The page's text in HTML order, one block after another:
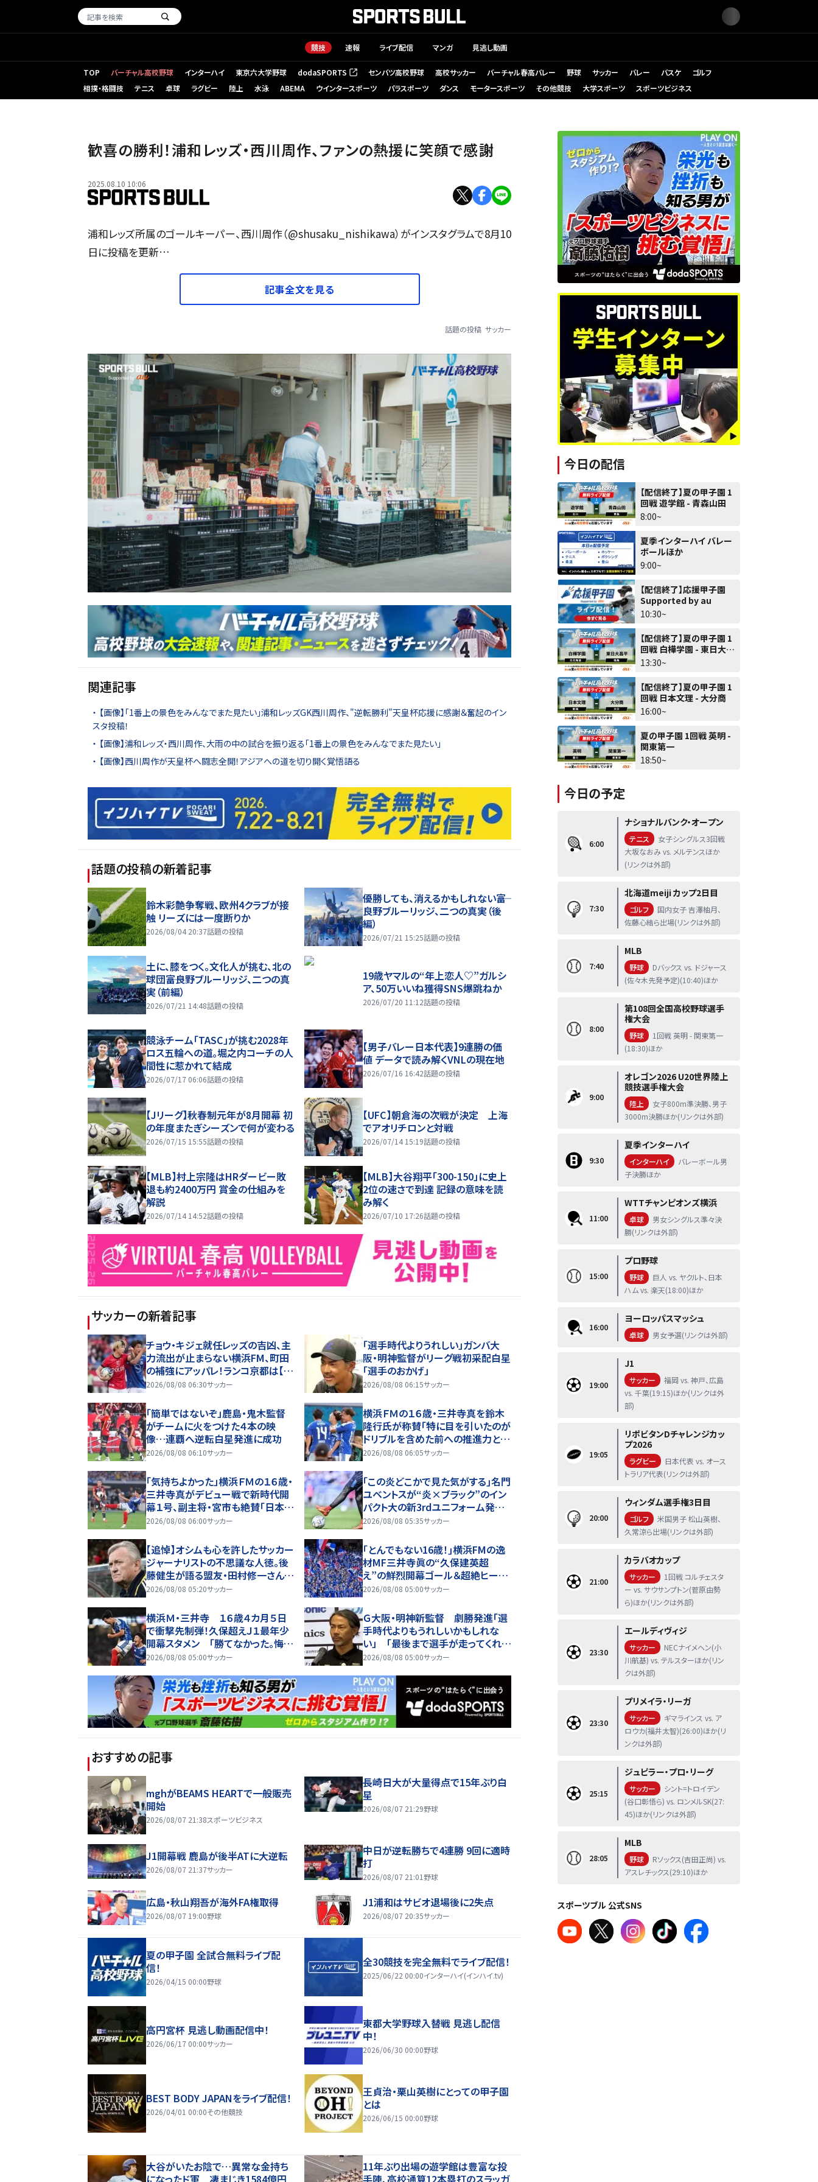
競技 速報 ライブ配信 マンガ 見逃し動画
TOP バーチャル高校野球 インターハイ 東京六大学野球 dodaSPORTS
（新しいタブで開く） センバツ高校野球 高校サッカー バーチャル春高バレー 野球 サッカー バレー バスケ
ゴルフ
相撲・格闘技
テニス 卓球 ラグビー 陸上 水泳 ABEMA ウインタースポーツ パラスポーツ ダンス モータースポーツ その他競技 大学スポーツ スポーツビジネス
歓喜の勝利！浦和レッズ・西川周作、ファンの熱援に笑顔で感謝
2025.08.10 10:06
浦和レッズ所属のゴールキーパー、西川周作（@shusaku_nishikawa）がインスタグラムで8月10
日に投稿を更新…
記事全文を見る
話題の投稿 サッカー
関連記事
【画像】「1番上の景色をみんなでまた見たい」浦和レッズGK西川周作、"逆転勝利"天皇杯応援に感謝＆奮起のイン
スタ投稿！
【画像】浦和レッズ・西川周作、大雨の中の試合を振り返る「1番上の景色をみんなでまた見たい」
【画像】西川周作が天皇杯へ闘志全開！アジアへの道を切り開く覚悟語る
話題の投稿の新着記事
鈴木彩艶争奪戦、欧州4クラブが接
触 リーズには一度断りか
2026/08/04 20:37話題の投稿
優勝しても、消えるかもしれない――富
良野ブルーリッジ、二つの真実（後
編）
2026/07/21 15:25話題の投稿
土に、膝をつく。文化人が挑む、北の
球団――富良野ブルーリッジ、二つの真
実（前編）
2026/07/21 14:48話題の投稿
19歳ヤマルの“年上恋人♡”ガルシ
ア、50万いいね獲得SNS爆跳ねか
2026/07/20 11:12話題の投稿
競泳チーム「TASC」が挑む2028年
ロス五輪への道。堀之内コーチの人
間性に惹かれて結成
2026/07/17 06:06話題の投稿
【男子バレー日本代表】9連勝の価
値 データで読み解くVNLの現在地
2026/07/16 16:42話題の投稿
【Jリーグ】秋春制元年が8月開幕 初
の年度またぎシーズンで何が変わる
2026/07/15 15:55話題の投稿
【UFC】朝倉海の次戦が決定 上海
でアオリチロンと対戦
2026/07/14 15:19話題の投稿
【MLB】村上宗隆はHRダービー敗
退も約2400万円 賞金の仕組みを
解説
2026/07/14 14:52話題の投稿
【MLB】大谷翔平「300-150」に史上
2位の速さで到達 記録の意味を読
み解く
2026/07/10 17:26話題の投稿
サッカーの新着記事
チョウ・キジェ就任レッズの吉凶、主
力流出が止まらない横浜FM、町田
の補強にアッパレ！ランコ京都は【J
リーグ開幕｢初の秋春制｣の大激論】
2026/08/08 06:30サッカー
「選手時代よりうれしい」ガンバ大
阪・明神監督がリーグ戦初采配白星
「選手のおかげ」
2026/08/08 06:15サッカー
「簡単ではないぞ」鹿島・鬼木監督
がチームに火をつけた４本の映
像…連覇へ逆転白星発進に成功
2026/08/08 06:10サッカー
横浜ＦＭの１６歳・三井寺真を鈴木
隆行氏が称賛「特に目を引いたのが
ドリブルを含めた前への推進力とボ
ールを扱う技術」
2026/08/08 06:05サッカー
「気持ちよかった」横浜ＦＭの１６歳・
三井寺真がデビュー戦で新時代開
幕１号、副主将・宮市も絶賛「日本の
宝。ヤマルみたい」
2026/08/08 06:00サッカー
｢この炎どこかで見た気がする｣名門
ユベントスが“炎×ブラック”のイン
パクト大の新3rdユニフォーム発表！
｢W杯フランス大会の日本代表の色
2026/08/08 05:35サッカー
【追悼】オシムも心を許したサッカー
ジャーナリストの不思議な人徳。後
藤健生が語る盟友・田村修一さん
(2)全州のはずが原州へ？ 愛すべき
2026/08/08 05:20サッカー
｢とんでもない16歳！｣横浜FMの逸
材MF三井寺眞の“久保建英超
え”の鮮烈開幕ゴール＆超絶ヒール
トラップに国立熱狂！｢日本サッカー
2026/08/08 05:00サッカー
横浜Ｍ・三井寺 １６歳４カ月５日
で衝撃先制弾！久保超えＪ１最年少
開幕スタメン 「勝てなかった。悔し
い気持ちが大きい」
2026/08/08 05:00サッカー
Ｇ大阪・明神新監督 劇勝発進「選
手時代よりもうれしいかもしれな
い」 「最後まで選手が走ってくれ
た」ウェルトン同点弾、植中Ｖ弾
2026/08/08 05:00サッカー
おすすめの記事
mghがBEAMS HEARTで一般販売
開始
2026/08/07 21:38スポーツビジネス
長崎日大が大量得点で15年ぶり白
星
2026/08/07 21:29野球
J1開幕戦 鹿島が後半ATに大逆転
2026/08/07 21:37サッカー
中日が逆転勝ちで4連勝 9回に適時
打
2026/08/07 21:01 野球
広島・秋山翔吾が海外FA権取得
2026/08/07 19:00野球
J1浦和はサビオ退場後に2失点
2026/08/07 20:35サッカー
夏の甲子園 全試合無料ライブ配
信！
2026/04/15 00:00野球
全30競技を完全無料でライブ配信！
2025/06/22 00:00インターハイ(インハイ.tv)
高円宮杯 見逃し動画配信中！
2026/06/17 00:00サッカー
東都大学野球入替戦 見逃し配信
中！
2026/06/30 00:00野球
BEST BODY JAPANをライブ配信！
2026/04/01 00:00その他競技
王貞治・栗山英樹にとっての甲子園
とは
2026/06/15 00:00野球
大谷がいたお陰で…異常な金持ち
になったド軍 凄まじき1584億円
11年ぶり出場の遊学館は豊富な投
手陣、高校通算12本塁打のスラッガ
今日の配信
【配信終了】夏の甲子園 1
回戦 遊学館 - 青森山田
8:00~
夏季インターハイ バレー
ボールほか
9:00~
【配信終了】応援甲子園
Supported by au
10:30~
【配信終了】夏の甲子園 1
回戦 白樺学園 - 東日大昌
平
13:30~
【配信終了】夏の甲子園 1
回戦 日本文理 - 大分商
16:00~
夏の甲子園 1回戦 英明 -
関東第一
18:50~
今日の予定
6:00
ナショナルバンク・オープン
テニス
女子シングルス3回戦
大坂なおみ vs. メルテンスほか
(リンクは外部)
7:30
北海道meiji カップ2日目
ゴルフ
国内女子 吉澤柚月、
佐藤心結ら出場(リンクは外部)
7:40
MLB
野球
Dバックス vs. ドジャース
(佐々木先発予定)(10:40)ほか
8:00
第108回全国高校野球選手
権大会
野球
1回戦 英明 - 関東第一
(18:30)ほか
9:00
オレゴン2026 U20世界陸上
競技選手権大会
陸上
女子800m準決勝、男子
3000m決勝ほか(リンクは外部)
9:30
夏季インターハイ
インターハイ
バレーボール男
子決勝ほか
11:00
WTTチャンピオンズ横浜
卓球
男女シングルス準々決
勝(リンクは外部)
15:00
プロ野球
野球
巨人 vs. ヤクルト、日本
ハム vs. 楽天(18:00)ほか
16:00
ヨーロッパスマッシュ
卓球 男女予選(リンクは外部)
19:00
J1
サッカー
福岡 vs. 神戸、広島
vs. 千葉(19:15)ほか(リンクは外
部)
19:05
リポビタンDチャレンジカッ
プ2026
ラグビー
日本代表 vs. オース
トラリア代表(リンクは外部)
20:00
ウィンダム選手権3日目
ゴルフ
米国男子 松山英樹、
久常涼ら出場(リンクは外部)
21:00
カラバオカップ
サッカー
1回戦 コルチェスタ
ー vs. サウサンプトン(菅原由勢
ら)ほか(リンクは外部)
23:30
エールディヴィジ
サッカー
NECナイメヘン(小
川航基) vs. テルスターほか(リン
クは外部)
23:30
プリメイラ・リーガ
サッカー
ギマラインス vs. ア
ロウカ(福井太智)(26:00)ほか(リ
ンクは外部)
25:15
ジュピラー・プロ・リーグ
サッカー
シント=トロイデン
(谷口彰悟ら) vs. ロンメルSK(27:
45)ほか(リンクは外部)
28:05
MLB
野球
Rソックス(吉田正尚) vs.
アスレチックス(29:10)ほか
スポーツブル 公式SNS